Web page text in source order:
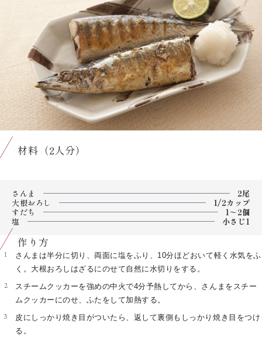
材料（2人分）
さんま
2尾
大根おろし
1/2カップ
すだち
1～2個
塩
小さじ1
作り方
さんまは半分に切り、両面に塩をふり、10分ほどおいて軽く水気をふ
く。大根おろしはざるにのせて自然に水切りをする。
スチームクッカーを強めの中火で4分予熱してから、さんまをスチー
ムクッカーにのせ、ふたをして加熱する。
皮にしっかり焼き目がついたら、返して裏側もしっかり焼き目をつけ
る。